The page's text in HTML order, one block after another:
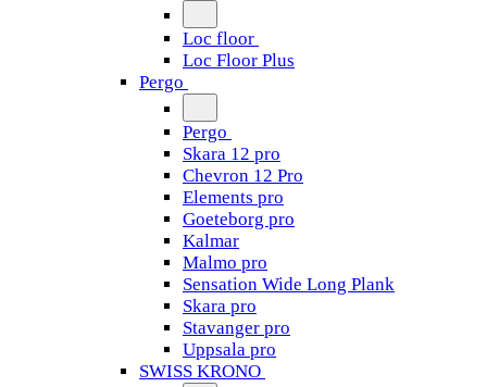
Loc floor
Loc Floor Plus
Pergo
Pergo
Skara 12 pro
Chevron 12 Pro
Elements pro
Goeteborg pro
Kalmar
Malmo pro
Sensation Wide Long Plank
Skara pro
Stavanger pro
Uppsala pro
SWISS KRONO